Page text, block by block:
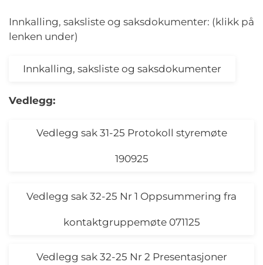
Innkalling, saksliste og saksdokumenter: (klikk på
lenken under)
Innkalling, saksliste og saksdokumenter
Vedlegg:
Vedlegg sak 31-25 Protokoll styremøte
190925
Vedlegg sak 32-25 Nr 1 Oppsummering fra
kontaktgruppemøte 071125
Vedlegg sak 32-25 Nr 2 Presentasjoner